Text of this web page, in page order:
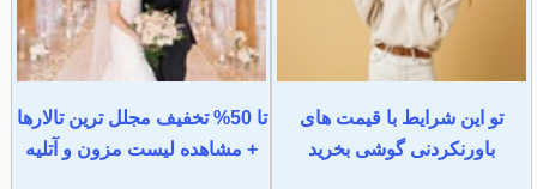
تو این شرایط با قیمت های
باورنکردنی گوشی بخرید
تا 50% تخفیف مجلل ترین تالارها
+ مشاهده لیست مزون و آتلیه